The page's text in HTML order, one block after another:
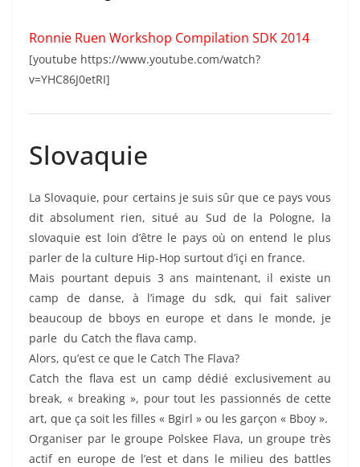
Ronnie Ruen Workshop Compilation SDK 2014
[youtube https://www.youtube.com/watch?
v=YHC86J0etRI]
Slovaquie
La Slovaquie, pour certains je suis sûr que ce pays vous
dit absolument rien, situé au Sud de la Pologne, la
slovaquie est loin d’être le pays où on entend le plus
parler de la culture Hip-Hop surtout d’içi en france.
Mais pourtant depuis 3 ans maintenant, il existe un
camp de danse, à l’image du sdk, qui fait saliver
beaucoup de bboys en europe et dans le monde, je
parle du Catch the flava camp.
Alors, qu’est ce que le Catch The Flava?
Catch the flava est un camp dédié exclusivement au
break, « breaking », pour tout les passionnés de cette
art, que ça soit les filles « Bgirl » ou les garçon « Bboy ».
Organiser par le groupe Polskee Flava, un groupe très
actif en europe de l’est et dans le milieu des battles